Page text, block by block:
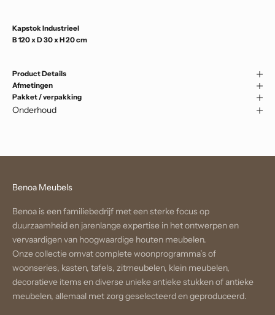
Kapstok Industrieel
B 120 x D 30 x H 20 cm
Product Details
Afmetingen
Pakket / verpakking
Onderhoud
Benoa Meubels
Benoa is een familiebedrijf met een sterke focus op
duurzaamheid en jarenlange expertise in het ontwerpen en
vervaardigen van hoogwaardige houten meubelen.
Onze collectie omvat complete woonprogramma’s of
woonseries, kasten, tafels, zitmeubelen, klein meubelen,
decoratieve items en diverse unieke antieke stukken of antieke
meubelen, allemaal met zorg geselecteerd en geproduceerd.